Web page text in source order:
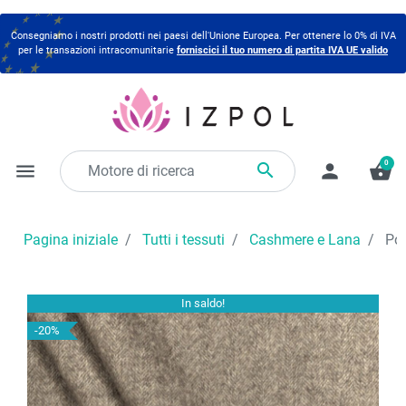
Consegniamo i nostri prodotti nei paesi dell'Unione Europea. Per ottenere lo 0% di IVA
per le transazioni intracomunitarie forniscici il tuo numero di partita IVA UE valido
menu  person shopping_basket
0
Pagina iniziale Tutti i tessuti Cashmere e Lana
In saldo!
-20%